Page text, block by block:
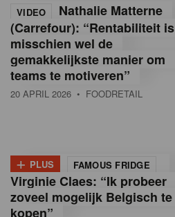
VIDEO
Nathalie Matterne
(Carrefour): “Rentabiliteit is
misschien wel de
gemakkelijkste manier om
teams te motiveren”
20 APRIL 2026 • FOODRETAIL
+ PLUS FAMOUS FRIDGE
Virginie Claes: “Ik probeer
zoveel mogelijk Belgisch te
kopen”